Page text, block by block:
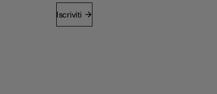
Iscriviti